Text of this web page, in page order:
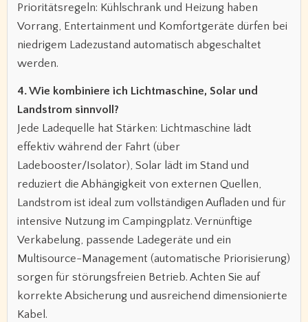
Prioritätsregeln: Kühlschrank und Heizung haben
Vorrang, Entertainment und Komfortgeräte dürfen bei
niedrigem Ladezustand automatisch abgeschaltet
werden.
4. Wie kombiniere ich Lichtmaschine, Solar und
Landstrom sinnvoll?
Jede Ladequelle hat Stärken: Lichtmaschine lädt
effektiv während der Fahrt (über
Ladebooster/Isolator), Solar lädt im Stand und
reduziert die Abhängigkeit von externen Quellen,
Landstrom ist ideal zum vollständigen Aufladen und für
intensive Nutzung im Campingplatz. Vernünftige
Verkabelung, passende Ladegeräte und ein
Multisource-Management (automatische Priorisierung)
sorgen für störungsfreien Betrieb. Achten Sie auf
korrekte Absicherung und ausreichend dimensionierte
Kabel.